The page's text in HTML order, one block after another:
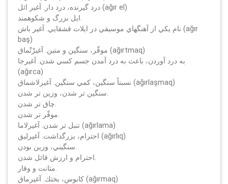
درد گيرنده، درد دار. آغير ائل (ağır el)
نام يكي از آهنگهاي موسيقي در ايلات قشقايي. آغير باش (ağır
baş)
موقّر، سنگين و متين. آغيرْتْماق (ağırtmaq)
به درد آوردن، باعث به درد آمدن جسم كسي شدن. آغيرجا
(ağırca)
نسبتاً سنگين، كمي سنگين. آغيرلاشماق (ağırlaşmaq)
تنبل تر شدن. آغيرلاما (ağırlama)
احترام، بزرگداشت. آغيرليق (ağırlıq)
كابوس، بختك. آغيرماق (ağırmaq)